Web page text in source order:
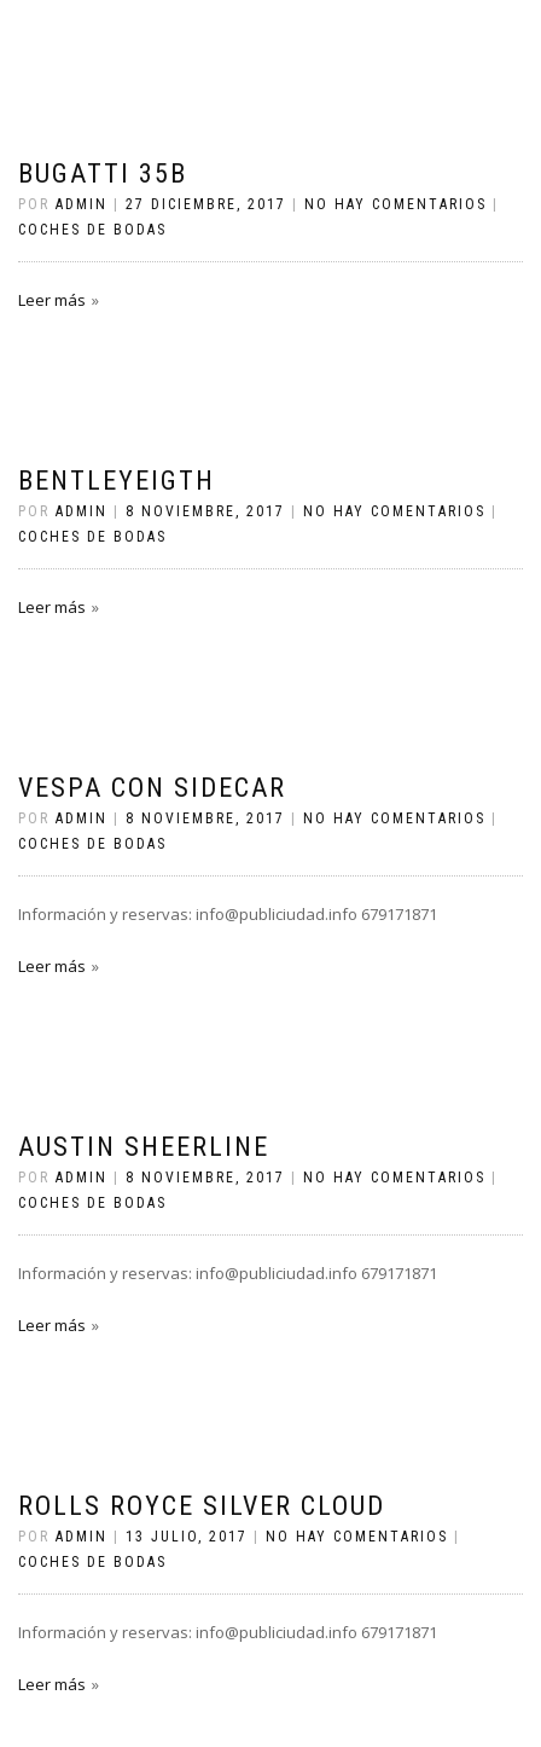
BUGATTI 35B
POR ADMIN 27 DICIEMBRE, 2017 NO HAY COMENTARIOS
COCHES DE BODAS
Leer más
BENTLEYEIGTH
POR ADMIN 8 NOVIEMBRE, 2017 NO HAY COMENTARIOS
COCHES DE BODAS
Leer más
VESPA CON SIDECAR
POR ADMIN 8 NOVIEMBRE, 2017 NO HAY COMENTARIOS
COCHES DE BODAS
Información y reservas: info@publiciudad.info 679171871
Leer más
AUSTIN SHEERLINE
POR ADMIN 8 NOVIEMBRE, 2017 NO HAY COMENTARIOS
COCHES DE BODAS
Información y reservas: info@publiciudad.info 679171871
Leer más
ROLLS ROYCE SILVER CLOUD
POR ADMIN 13 JULIO, 2017 NO HAY COMENTARIOS
COCHES DE BODAS
Información y reservas: info@publiciudad.info 679171871
Leer más